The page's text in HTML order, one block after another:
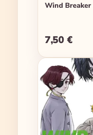
Wind
Regulärer
7,50 €